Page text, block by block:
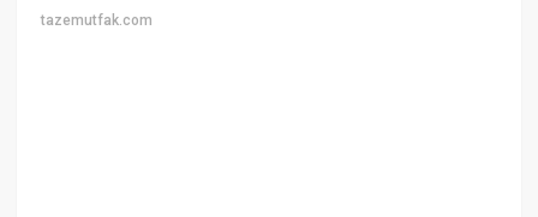
tazemutfak.com